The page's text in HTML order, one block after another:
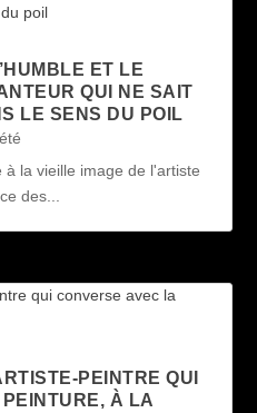
ET LE
QUI NE SAIT
LE SENS DU POIL
la vieille image de l'artiste
des...
PEINTRE QUI
À LA